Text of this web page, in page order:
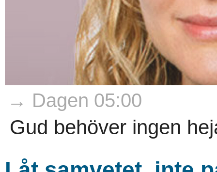
→ Dagen 05:00
Gud behöver ingen